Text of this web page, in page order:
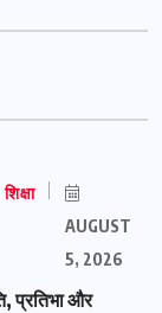
शिक्षा
AUGUST
5, 2026
प्रतिभा और